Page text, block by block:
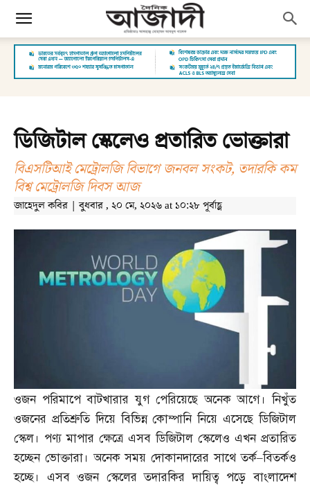
ডিজিটাল স্কেলেও প্রতারিত ভোক্তারা
বিএসটিআই মেট্রোলজি বিভাগে জনবল সংকট, তদারকি কম
বিশ্ব মেট্রোলজি দিবস আজ
জাহেদুল কবির | বুধবার , ২০ মে, ২০২৬ at ১০:২৮ পূর্বাহ্ণ
ওজন পরিমাপে বাটখারার যুগ পেরিয়েছে অনেক আগে। নিখুঁত
ওজনের প্রতিশ্রুতি দিয়ে বিভিন্ন কোম্পানি নিয়ে এসেছে ডিজিটাল
স্কেল। পণ্য মাপার ক্ষেত্রে এসব ডিজিটাল স্কেলেও এখন প্রতারিত
হচ্ছেন ভোক্তারা। অনেক সময় দোকানদারের সাথে তর্ক–বিতর্কও
হচ্ছে। এসব ওজন স্কেলের তদারকির দায়িত্ব পড়ে বাংলাদেশ